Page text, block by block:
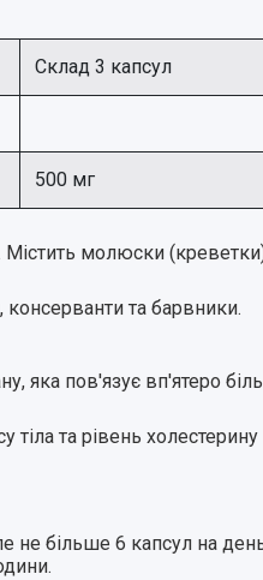
Склад 3 капсул
500 мг
молюски
та барвники.
яка пов'язує вп'ятеро
тіла та рівень
більше 6 капсул на
.